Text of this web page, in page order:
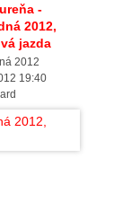
-
2012,
jazda
2012
19:40